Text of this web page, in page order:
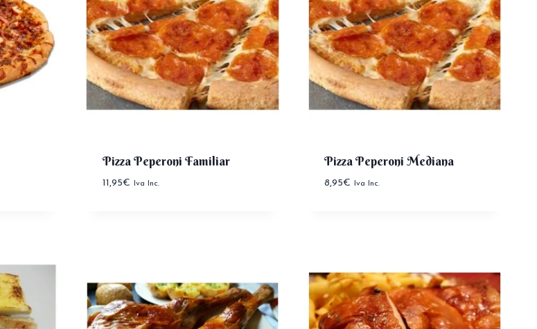
Pizza Peperoni Familiar
11,95€ Iva Inc.
Pizza Peperoni Mediana
8,95€ Iva Inc.